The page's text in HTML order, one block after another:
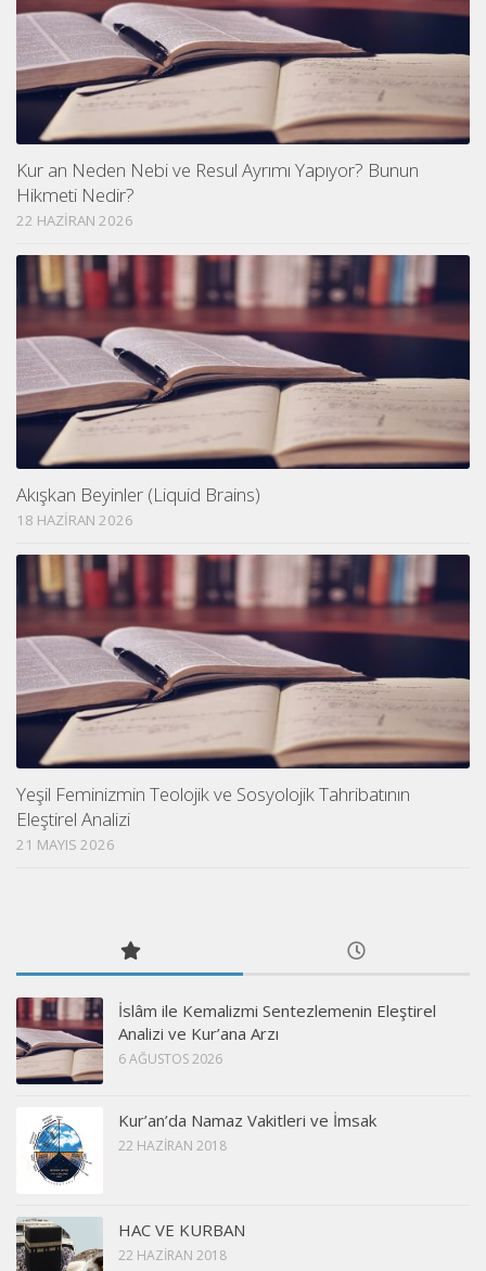
Kur an Neden Nebi ve Resul Ayrımı Yapıyor? Bunun
Hikmeti Nedir?
22 HAZIRAN 2026
Akışkan Beyinler (Liquid Brains)
18 HAZIRAN 2026
Yeşil Feminizmin Teolojik ve Sosyolojik Tahribatının
Eleştirel Analizi
21 MAYIS 2026
İslâm ile Kemalizmi Sentezlemenin Eleştirel
Analizi ve Kur’ana Arzı
6 AĞUSTOS 2026
Kur’an’da Namaz Vakitleri ve İmsak
22 HAZIRAN 2018
HAC VE KURBAN
22 HAZIRAN 2018